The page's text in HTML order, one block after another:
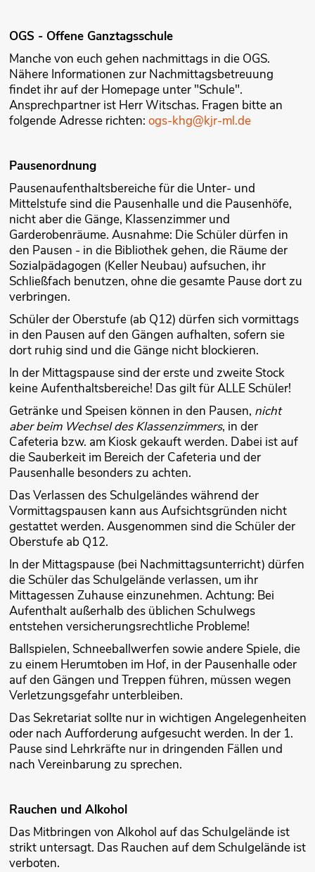
OGS - Offene Ganztagsschule
Manche von euch gehen nachmittags in die OGS.
Nähere Informationen zur Nachmittagsbetreuung
findet ihr auf der Homepage unter "Schule".
Ansprechpartner ist Herr Witschas. Fragen bitte an
folgende Adresse richten: ogs-khg@kjr-ml.de
Pausenordnung
Pausenaufenthaltsbereiche für die Unter- und
Mittelstufe sind die Pausenhalle und die Pausenhöfe,
nicht aber die Gänge, Klassenzimmer und
Garderobenräume. Ausnahme: Die Schüler dürfen in
den Pausen - in die Bibliothek gehen, die Räume der
Sozialpädagogen (Keller Neubau) aufsuchen, ihr
Schließfach benutzen, ohne die gesamte Pause dort zu
verbringen.
Schüler der Oberstufe (ab Q12) dürfen sich vormittags
in den Pausen auf den Gängen aufhalten, sofern sie
dort ruhig sind und die Gänge nicht blockieren.
In der Mittagspause sind der erste und zweite Stock
keine Aufenthaltsbereiche! Das gilt für ALLE Schüler!
Getränke und Speisen können in den Pausen, nicht
aber beim Wechsel des Klassenzimmers, in der
Cafeteria bzw. am Kiosk gekauft werden. Dabei ist auf
die Sauberkeit im Bereich der Cafeteria und der
Pausenhalle besonders zu achten.
Das Verlassen des Schulgeländes während der
Vormittagspausen kann aus Aufsichts­gründen nicht
gestattet werden. Ausgenommen sind die Schüler der
Oberstufe ab Q12.
In der Mittagspause (bei Nachmittagsunterricht) dürfen
die Schüler das Schulgelände verlassen, um ihr
Mittagessen Zuhause einzunehmen. Achtung: Bei
Aufenthalt außerhalb des üblichen Schulwegs
entstehen versicherungsrechtliche Probleme!
Ballspielen, Schneeballwerfen sowie andere Spiele, die
zu einem Herumtoben im Hof, in der Pausenhalle oder
auf den Gängen und Treppen führen, müssen wegen
Verletzungsgefahr unterbleiben.
Das Sekretariat sollte nur in wichtigen Angelegenheiten
oder nach Aufforde­rung aufgesucht werden. In der 1.
Pause sind Lehrkräfte nur in dringenden Fällen und
nach Vereinbarung zu sprechen.
Rauchen und Alkohol
Das Mitbringen von Alkohol auf das Schulgelände ist
strikt untersagt. Das Rauchen auf dem Schulgelände ist
verboten.